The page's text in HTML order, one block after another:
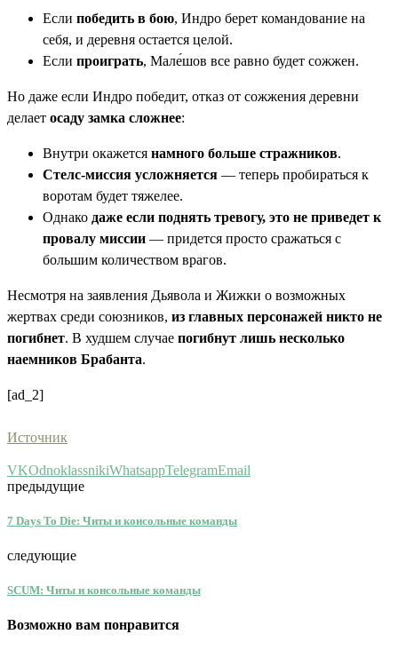
Если победить в бою, Индро берет командование на
себя, и деревня остается целой.
Если проиграть, Мале́шов все равно будет сожжен.
Но даже если Индро победит, отказ от сожжения деревни
делает осаду замка сложнее:
Внутри окажется намного больше стражников.
Стелс-миссия усложняется — теперь пробираться к
воротам будет тяжелее.
Однако даже если поднять тревогу, это не приведет к
провалу миссии — придется просто сражаться с
большим количеством врагов.
Несмотря на заявления Дьявола и Жижки о возможных
жертвах среди союзников, из главных персонажей никто не
погибнет. В худшем случае погибнут лишь несколько
наемников Брабанта.
[ad_2]
Источник
VKOdnoklassnikiWhatsappTelegramEmail
предыдущие
7 Days To Die: Читы и консольные команды
следующие
SCUM: Читы и консольные команды
Возможно вам понравится